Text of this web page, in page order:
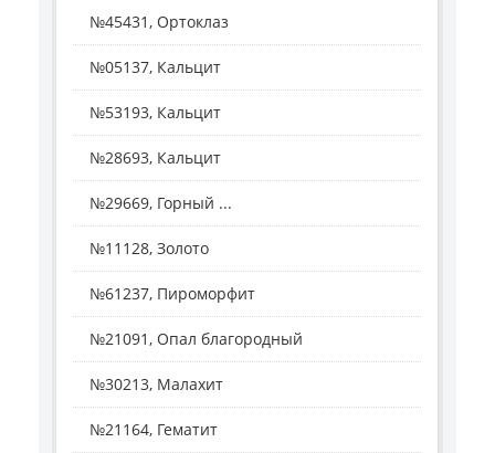
№45431, Ортоклаз
№05137, Кальцит
№53193, Кальцит
№28693, Кальцит
№29669, Горный ...
№11128, Золото
№61237, Пироморфит
№21091, Опал благородный
№30213, Малахит
№21164, Гематит